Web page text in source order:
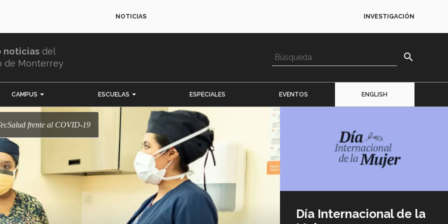
NOTICIAS INVESTIGACIÓN
noticias del
de Monterrey
search
CAMPUS ESCUELAS ESPECIALES EVENTOS ENGLISH
frente al COVID-19
Imagen
o
Día Internacional de la